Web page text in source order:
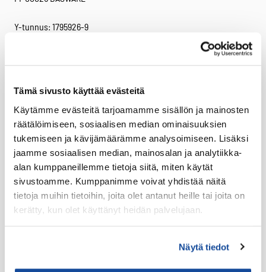
Tämä sivusto käyttää evästeitä
Käytämme evästeitä tarjoamamme sisällön ja mainosten
räätälöimiseen, sosiaalisen median ominaisuuksien
tukemiseen ja kävijämäärämme analysoimiseen. Lisäksi
jaamme sosiaalisen median, mainosalan ja analytiikka-
alan kumppaneillemme tietoja siitä, miten käytät
sivustoamme. Kumppanimme voivat yhdistää näitä
tietoja muihin tietoihin, joita olet antanut heille tai joita on
kerätty, kun olet käyttänyt heidän palvelujaan.
Näytä tiedot
Y-tunnus: 1795926-9
003717959269
Välittäjä: Basware
Välittäjätunnus: BAWCFI22
Facebook Twitter LinkedIn
Tuotteet
Virve 2
Ajoneuvotelakat